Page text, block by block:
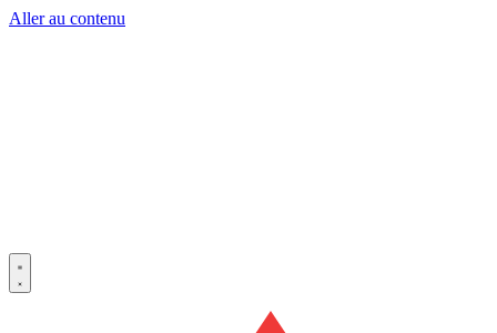
Aller au contenu